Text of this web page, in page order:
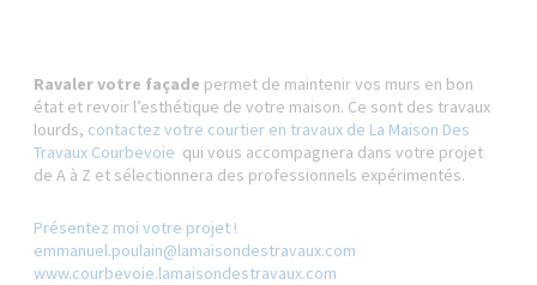
Ravaler votre façade permet de maintenir vos murs en bon
état et revoir l’esthétique de votre maison. Ce sont des travaux
lourds, contactez votre courtier en travaux de La Maison Des
Travaux Courbevoie qui vous accompagnera dans votre projet
de A à Z et sélectionnera des professionnels expérimentés.
Présentez moi votre projet !
emmanuel.poulain@lamaisondestravaux.com​
www.courbevoie.lamaisondestravaux.com